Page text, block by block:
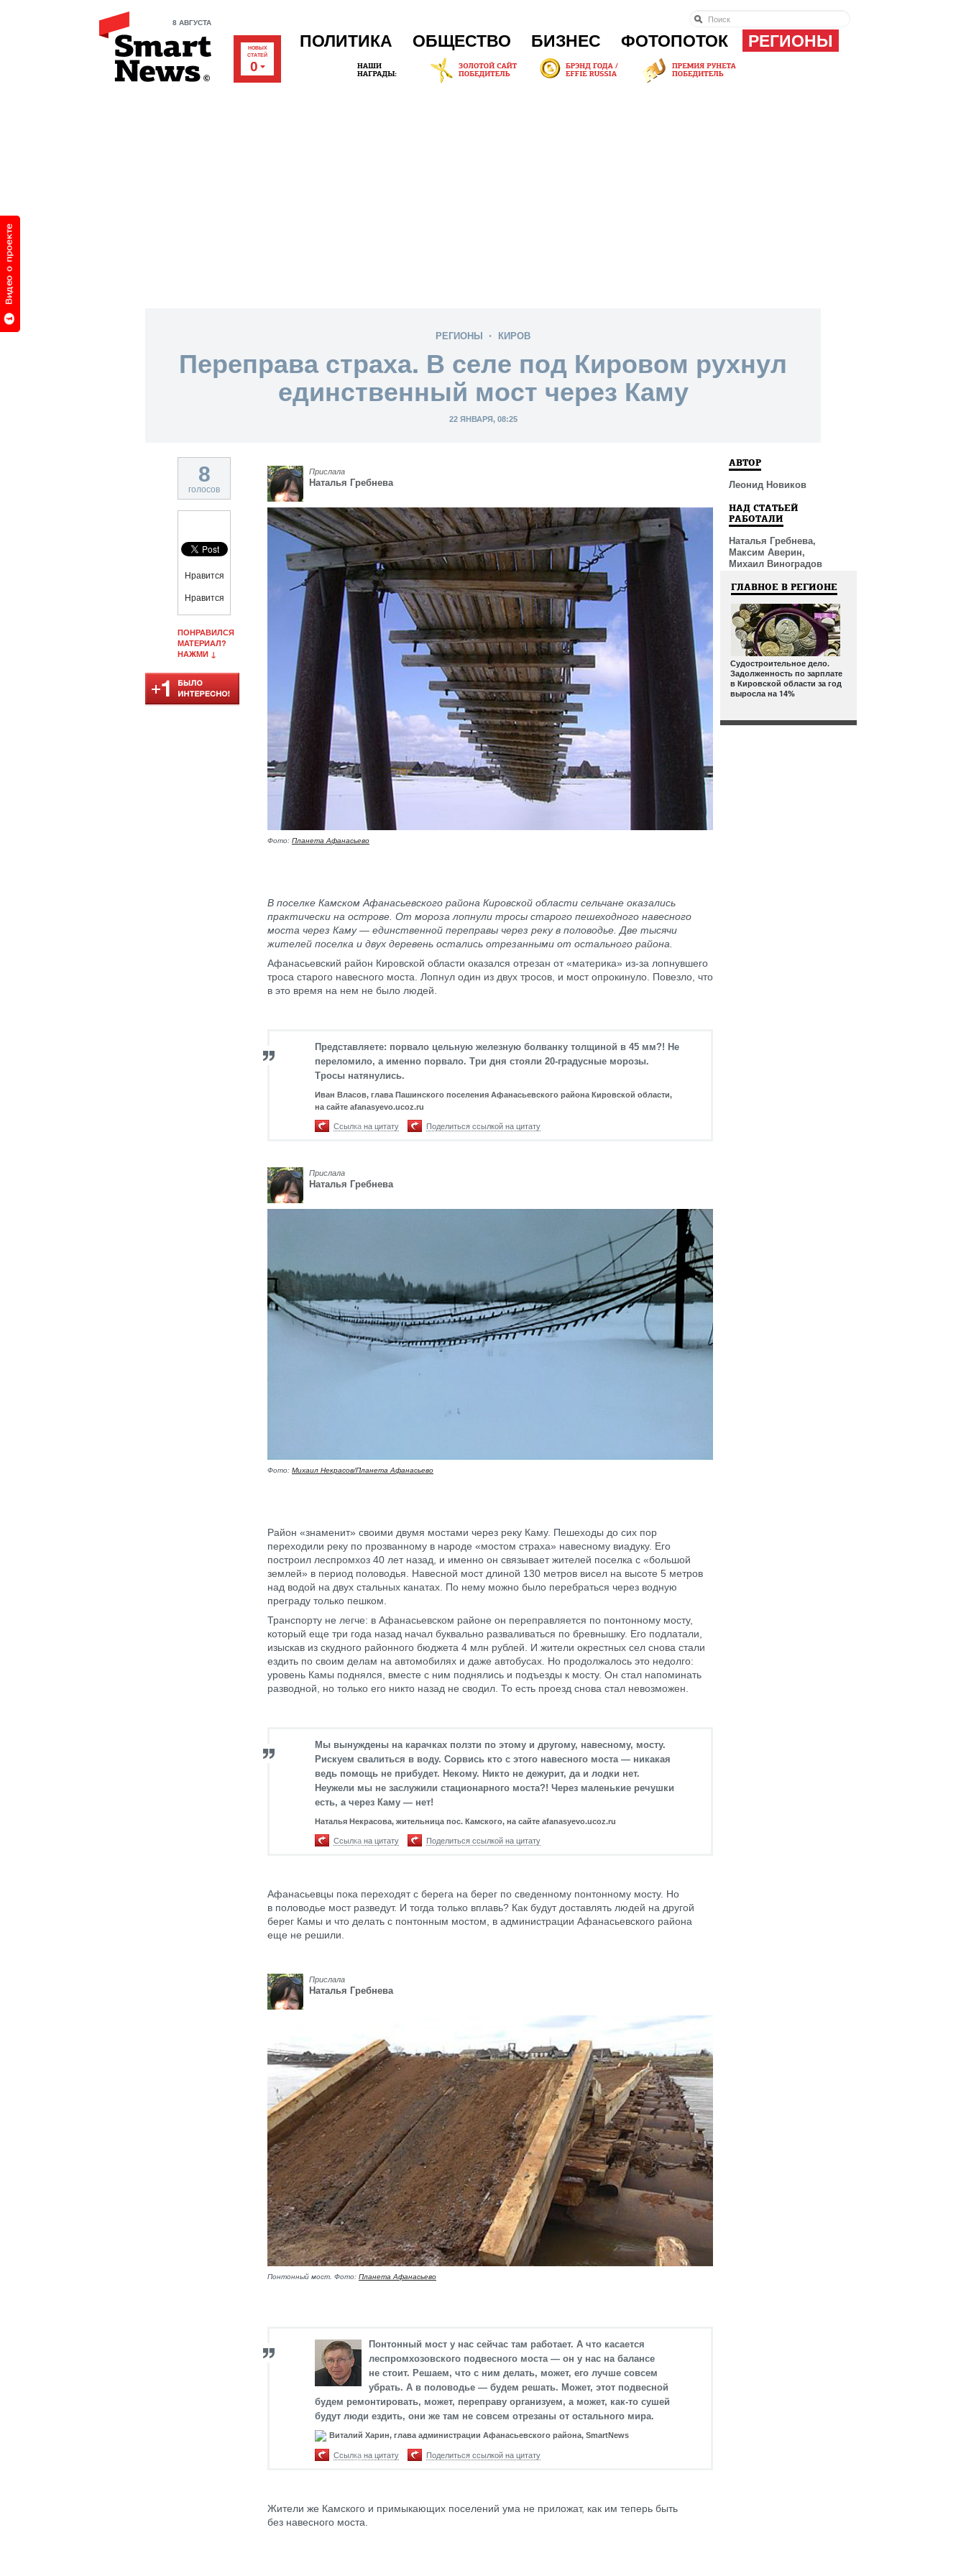
8 АВГУСТА
НОВЫХ
СТАТЕЙ
0
ПОЛИТИКА ОБЩЕСТВО БИЗНЕС ФОТОПОТОК РЕГИОНЫ
РЕГИОНЫ КИРОВ
Переправа страха. В селе под Кировом рухнул
единственный мост через Каму
22 ЯНВАРЯ, 08:25
8
голосов
Нравится
Нравится
ПОНРАВИЛСЯ
МАТЕРИАЛ?
НАЖМИ ↓
Прислала
Наталья Гребнева
Фото: Планета Афанасьево
В поселке Камском Афанасьевского района Кировской области сельчане оказались
практически на острове. От мороза лопнули тросы старого пешеходного навесного
моста через Каму — единственной переправы через реку в половодье. Две тысячи
жителей поселка и двух деревень остались отрезанными от остального района.
Афанасьевский район Кировской области оказался отрезан от «материка» из-за лопнувшего
троса старого навесного моста. Лопнул один из двух тросов, и мост опрокинуло. Повезло, что
в это время на нем не было людей.
Представляете: порвало цельную железную болванку толщиной в 45 мм?! Не
переломило, а именно порвало. Три дня стояли 20-градусные морозы.
Тросы натянулись.
Иван Власов, глава Пашинского поселения Афанасьевского района Кировской области,
на сайте afanasyevo.ucoz.ru
Ссылка на цитату Поделиться ссылкой на цитату
Прислала
Наталья Гребнева
Фото: Михаил Некрасов/Планета Афанасьево
Район «знаменит» своими двумя мостами через реку Каму. Пешеходы до сих пор
переходили реку по прозванному в народе «мостом страха» навесному виадуку. Его
построил леспромхоз 40 лет назад, и именно он связывает жителей поселка с «большой
землей» в период половодья. Навесной мост длиной 130 метров висел на высоте 5 метров
над водой на двух стальных канатах. По нему можно было перебраться через водную
преграду только пешком.
Транспорту не легче: в Афанасьевском районе он переправляется по понтонному мосту,
который еще три года назад начал буквально разваливаться по бревнышку. Его подлатали,
изыскав из скудного районного бюджета 4 млн рублей. И жители окрестных сел снова стали
ездить по своим делам на автомобилях и даже автобусах. Но продолжалось это недолго:
уровень Камы поднялся, вместе с ним поднялись и подъезды к мосту. Он стал напоминать
разводной, но только его никто назад не сводил. То есть проезд снова стал невозможен.
Мы вынуждены на карачках ползти по этому и другому, навесному, мосту.
Рискуем свалиться в воду. Сорвись кто с этого навесного моста — никакая
ведь помощь не прибудет. Некому. Никто не дежурит, да и лодки нет.
Неужели мы не заслужили стационарного моста?! Через маленькие речушки
есть, а через Каму — нет!
Наталья Некрасова, жительница пос. Камского, на сайте afanasyevo.ucoz.ru
Ссылка на цитату Поделиться ссылкой на цитату
Афанасьевцы пока переходят с берега на берег по сведенному понтонному мосту. Но
в половодье мост разведут. И тогда только вплавь? Как будут доставлять людей на другой
берег Камы и что делать с понтонным мостом, в администрации Афанасьевского района
еще не решили.
Прислала
Наталья Гребнева
Понтонный мост. Фото: Планета Афанасьево
Понтонный мост у нас сейчас там работает. А что касается
леспромхозовского подвесного моста — он у нас на балансе
не стоит. Решаем, что с ним делать, может, его лучше совсем
убрать. А в половодье — будем решать. Может, этот подвесной
будем ремонтировать, может, переправу организуем, а может, как-то сушей
будут люди ездить, они же там не совсем отрезаны от остального мира.
Виталий Харин, глава администрации Афанасьевского района, SmartNews
Ссылка на цитату Поделиться ссылкой на цитату
Жители же Камского и примыкающих поселений ума не приложат, как им теперь быть
без навесного моста.
АВТОР
Леонид Новиков
НАД СТАТЬЕЙ
РАБОТАЛИ
Наталья Гребнева,
Максим Аверин,
Михаил Виноградов
ГЛАВНОЕ В РЕГИОНЕ
Судостроительное дело.
Задолженность по зарплате
в Кировской области за год
выросла на 14%